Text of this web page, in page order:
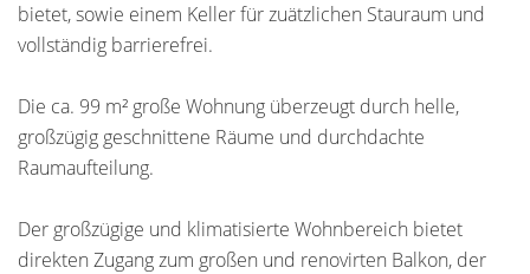
bietet, sowie einem Keller für zuätzlichen Stauraum und
vollständig barrierefrei.
Die ca. 99 m² große Wohnung überzeugt durch helle,
großzügig geschnittene Räume und durchdachte
Raumaufteilung.
Der großzügige und klimatisierte Wohnbereich bietet
direkten Zugang zum großen und renovirten Balkon, der